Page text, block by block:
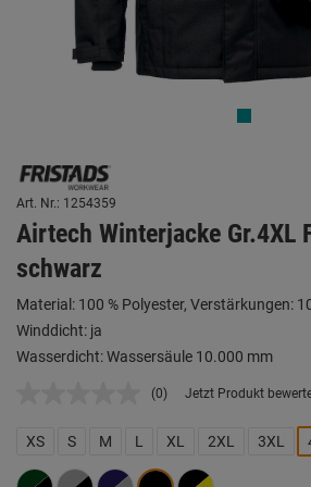
Art. Nr.: 1254359
Airtech Winterjacke Gr.4XL
schwarz
Material: 100 % Polyester, Verstärkungen:
Winddicht: ja
Wasserdicht: Wassersäule 10.000 mm
Kein
Link
auf
derselben
(0) Jetzt Produkt
XS S M L XL 2XL 3XL